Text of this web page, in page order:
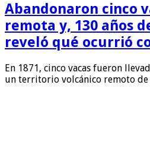
Abandonaron cinco
remota y, 130 años
reveló qué ocurrió
En 1871, cinco vacas fueron
un territorio volcánico remoto